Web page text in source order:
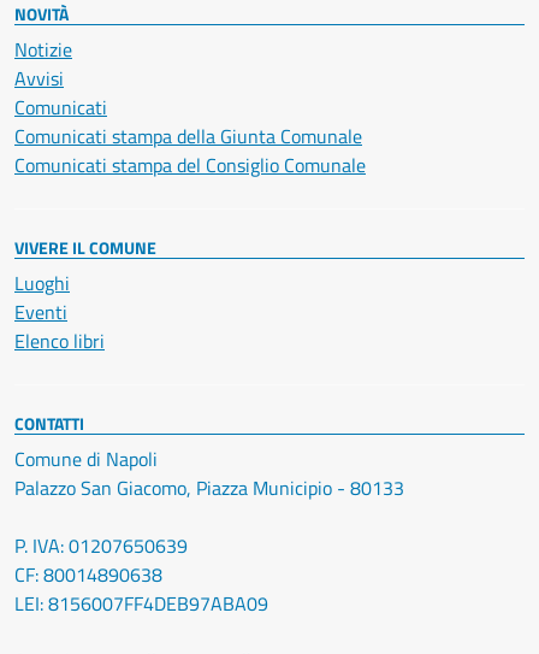
NOVITÀ
Notizie
Avvisi
Comunicati
Comunicati stampa della Giunta Comunale
Comunicati stampa del Consiglio Comunale
VIVERE IL COMUNE
Luoghi
Eventi
Elenco libri
CONTATTI
Comune di Napoli
Palazzo San Giacomo, Piazza Municipio - 80133
P. IVA: 01207650639
CF: 80014890638
LEI: 8156007FF4DEB97ABA09